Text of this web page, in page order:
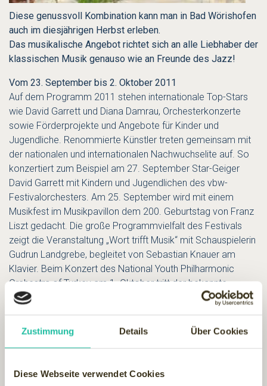
Zustimmung Details Über Cookies
Diese Webseite verwendet Cookies
Diese genussvoll Kombination kann man in Bad Wörishofen
auch im diesjährigen Herbst erleben.
Das musikalische Angebot richtet sich an alle Liebhaber der
klassischen Musik genauso wie an Freunde des Jazz!
Vom 23. September bis 2. Oktober 2011
Auf dem Programm 2011 stehen internationale Top-Stars
wie David Garrett und Diana Damrau, Orchesterkonzerte
sowie Förderprojekte und Angebote für Kinder und
Jugendliche. Renommierte Künstler treten gemeinsam mit
der nationalen und internationalen Nachwuchselite auf. So
konzertiert zum Beispiel am 27. September Star-Geiger
David Garrett mit Kindern und Jugendlichen des vbw-
Festivalorchesters. Am 25. September wird mit einem
Musikfest im Musikpavillon dem 200. Geburtstag von Franz
Liszt gedacht. Die große Programmvielfalt des Festivals
zeigt die Veranstaltung „Wort trifft Musik“ mit Schauspielerin
Gudrun Landgrebe, begleitet von Sebastian Knauer am
Klavier. Beim Konzert des National Youth Philharmonic
Orchestra of Turkey am 1. Oktober tritt der bekannte
Trompeter Gábor Boldoczki auf, als Dirigent steht Cem
Damrau begleitet der Klaviervirtuose Helmut Deutsch am
Vom 20. bis 23. Oktober 2011 geht zum 21. Mal geht das